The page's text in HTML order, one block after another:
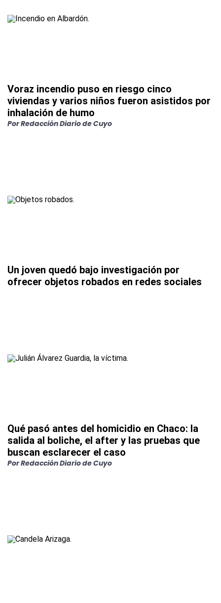
Voraz incendio puso en riesgo cinco
viviendas y varios niños fueron asistidos por
inhalación de humo
PorRedacción Diario de Cuyo
Un joven quedó bajo investigación por
ofrecer objetos robados en redes sociales
Qué pasó antes del homicidio en Chaco: la
salida al boliche, el after y las pruebas que
buscan esclarecer el caso
PorRedacción Diario de Cuyo